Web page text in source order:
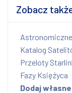
Zobacz
Katalog
Przeloty
Fazy Księżyca
Dodaj